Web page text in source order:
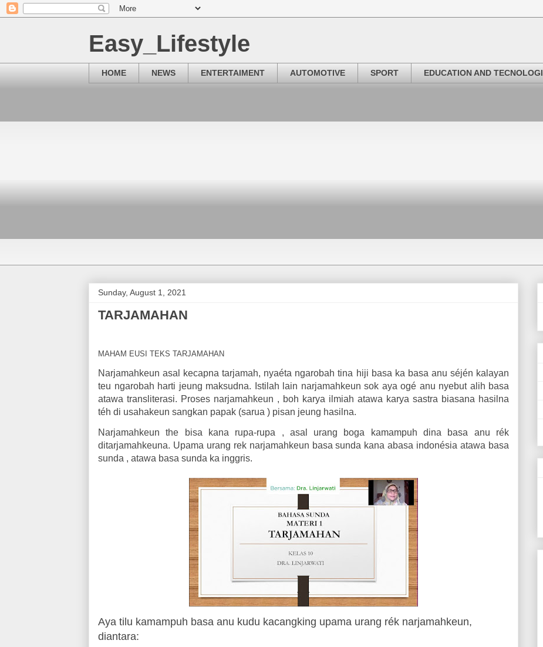
Easy_Lifestyle
HOME NEWS ENTERTAIMENT AUTOMOTIVE SPORT EDUCATION AND TECNOLOGI
Sunday, August 1, 2021
TARJAMAHAN
MAHAM EUSI TEKS TARJAMAHAN
Narjamahkeun asal kecapna tarjamah, nyaéta ngarobah tina hiji basa ka basa anu séjén kalayan
teu ngarobah harti jeung maksudna. Istilah lain narjamahkeun sok aya ogé anu nyebut alih basa
atawa transliterasi. Proses narjamahkeun , boh karya ilmiah atawa karya sastra biasana hasilna
téh di usahakeun sangkan papak (sarua ) pisan jeung hasilna.
Narjamahkeun the bisa kana rupa-rupa , asal urang boga kamampuh dina basa anu rék
ditarjamahkeuna. Upama urang rek narjamahkeun basa sunda kana abasa indonésia atawa basa
sunda , atawa basa sunda ka inggris.
Aya tilu kamampuh basa anu kudu kacangking upama urang rék narjamahkeun,
diantara: